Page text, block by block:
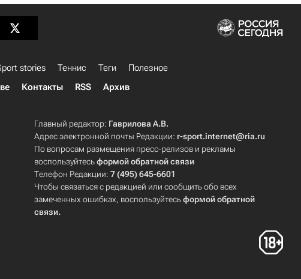
stories Теннис Теги
Полезное
Контакты RSS Архив
Главный редактор: Гаврилова А.В.
Адрес электронной почты Редакции: r-sport.internet@ria.ru
По вопросам размещения пресс-релизов и рекламы
воспользуйтесьформой обратной связи
Телефон Редакции:7 (495) 645-6601
Чтобы связаться с редакцией или сообщить обо всех
замеченных ошибках, воспользуйтесьформой обратной
связи.